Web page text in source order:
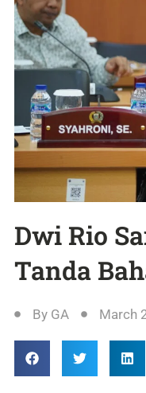
Dwi Rio
Tanda
By GA March